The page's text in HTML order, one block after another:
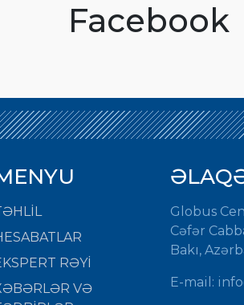
Facebook
RƏYİ
VƏ
Globus
Cəfər
Bakı,
E-mail: